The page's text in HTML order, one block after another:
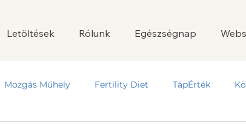
Letöltések Rólunk Egészségnap
Mozgás Műhely Fertility Diet TápÉrték